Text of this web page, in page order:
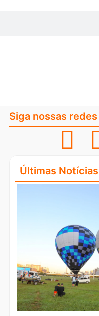
Siga nossas redes
Últimas Notícias